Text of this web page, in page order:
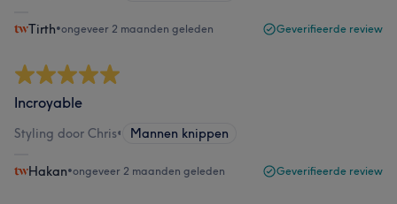
Tirth•ongeveer 2 maanden geleden Geverifieerde review
Incroyable
Styling door Chris• Mannen knippen
Hakan•ongeveer 2 maanden geleden Geverifieerde review